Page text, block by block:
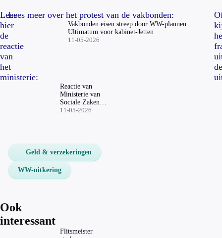
Lees
hier
de
reactie
van
het
ministerie:
Reactie van
Ministerie van
Sociale Zaken en
Werkgelegenheid
11-05-2026
Lees meer over het protest van de vakbonden:
Vakbonden eisen streep door WW-plannen:
Ultimatum voor kabinet-Jetten
11-05-2026
de
Geld & verzekeringen
WW-uitkering
Ook
interessant
Flitsmeister